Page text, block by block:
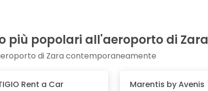
più popolari all'aeroporto di Zara
di Zara contemporaneamente
Rent a Car Marentis by Avenis